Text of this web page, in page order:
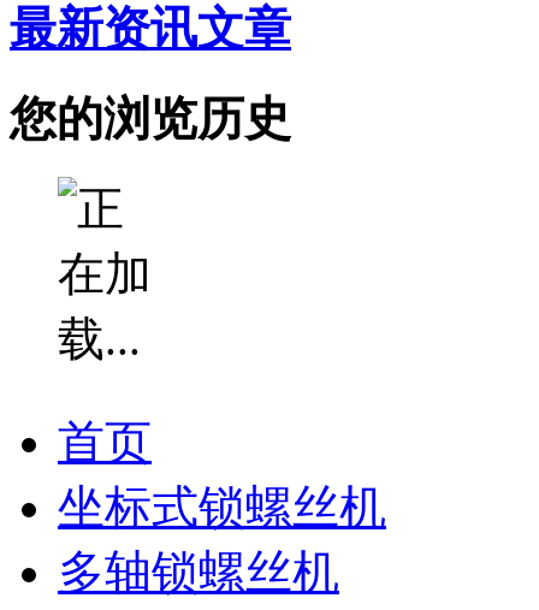
最新资讯文章
您的浏览历史
首页
坐标式锁螺丝机
多轴锁螺丝机